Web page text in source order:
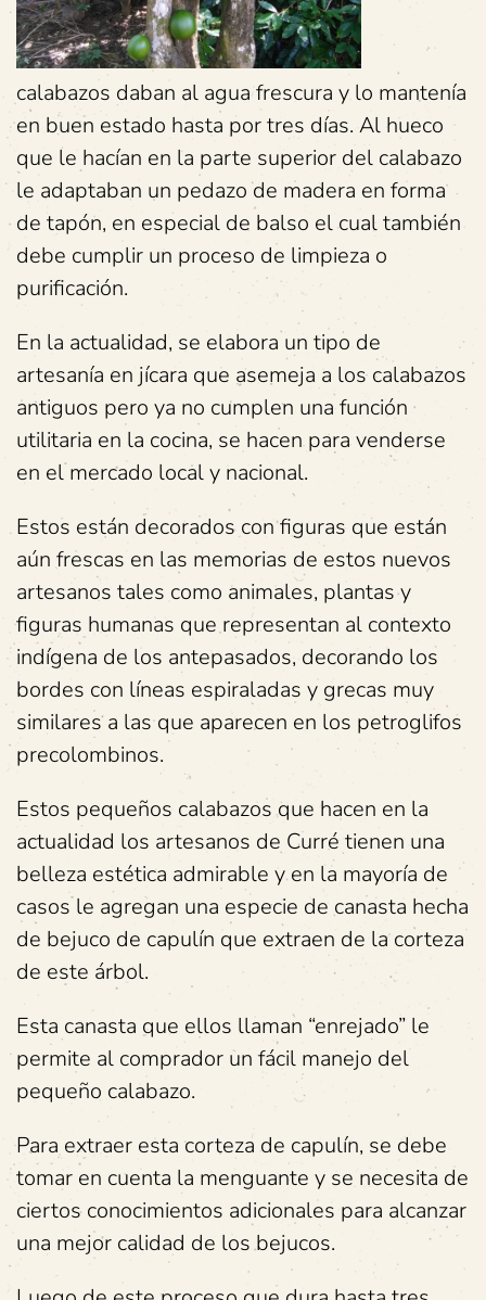
calabazos daban al agua frescura y lo mantenía
en buen estado hasta por tres días. Al hueco
que le hacían en la parte superior del calabazo
le adaptaban un pedazo de madera en forma
de tapón, en especial de balso el cual también
debe cumplir un proceso de limpieza o
purificación.
En la actualidad, se elabora un tipo de
artesanía en jícara que asemeja a los calabazos
antiguos pero ya no cumplen una función
utilitaria en la cocina, se hacen para venderse
en el mercado local y nacional.
Estos están decorados con figuras que están
aún frescas en las memorias de estos nuevos
artesanos tales como animales, plantas y
figuras humanas que representan al contexto
indígena de los antepasados, decorando los
bordes con líneas espiraladas y grecas muy
similares a las que aparecen en los petroglifos
precolombinos.
Estos pequeños calabazos que hacen en la
actualidad los artesanos de Curré tienen una
belleza estética admirable y en la mayoría de
casos le agregan una especie de canasta hecha
de bejuco de capulín que extraen de la corteza
de este árbol.
Esta canasta que ellos llaman “enrejado” le
permite al comprador un fácil manejo del
pequeño calabazo.
Para extraer esta corteza de capulín, se debe
tomar en cuenta la menguante y se necesita de
ciertos conocimientos adicionales para alcanzar
una mejor calidad de los bejucos.